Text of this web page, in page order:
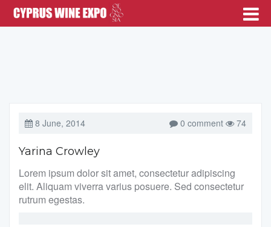
8 June, 2014 0 comment 74
Yarina Crowley
Lorem ipsum dolor sit amet, consectetur adipiscing
elit. Aliquam viverra varius posuere. Sed consectetur
rutrum egestas.